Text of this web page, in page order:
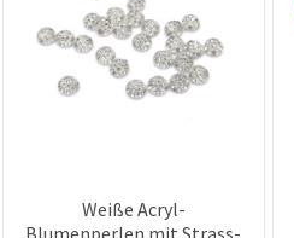
Weiße Acryl-
Blumenperlen mit Strass-